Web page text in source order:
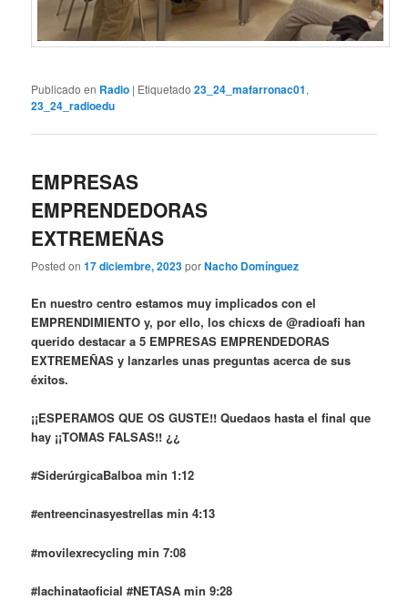
Publicado en Radio | Etiquetado 23_24_mafarronac01,
23_24_radioedu
EMPRESAS
EMPRENDEDORAS
EXTREMEÑAS
Posted on17 diciembre, 2023porNacho Domínguez
En nuestro centro estamos muy implicados con el
EMPRENDIMIENTO y, por ello, los chicxs de @radioafi han
querido destacar a 5 EMPRESAS EMPRENDEDORAS
EXTREMEÑAS y lanzarles unas preguntas acerca de sus
éxitos.
¡¡ESPERAMOS QUE OS GUSTE!! Quedaos hasta el final que
hay ¡¡TOMAS FALSAS!! ¿¿
#SiderúrgicaBalboa min 1:12
#entreencinasyestrellas min 4:13
#movilexrecycling min 7:08
#lachinataoficial #NETASA min 9:28